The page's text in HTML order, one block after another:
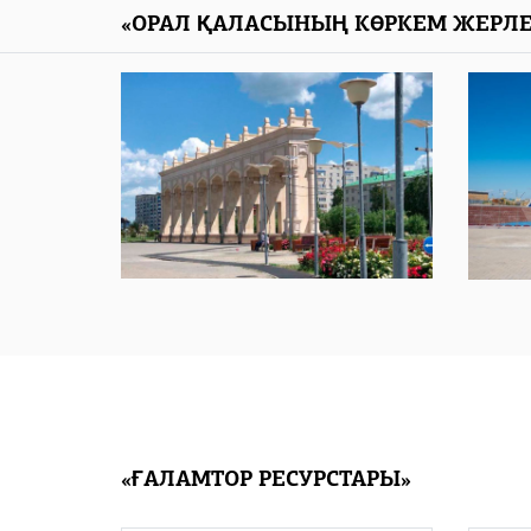
«ОРАЛ ҚАЛАСЫНЫҢ КӨРКЕМ
«ҒАЛАМТОР РЕСУРСТАРЫ»